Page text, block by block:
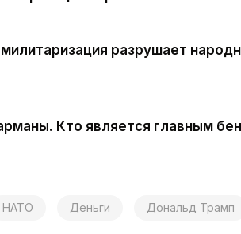
разрушает
Кто является главным
НАТО Деньги Дональд Трамп